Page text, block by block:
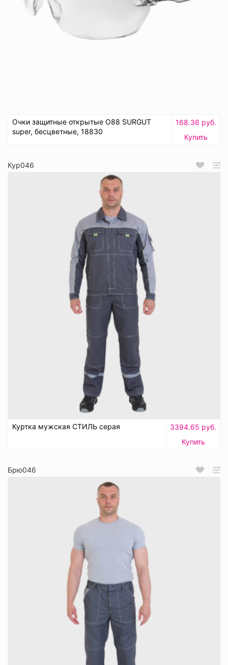
Очки защитные открытые О88 SURGUT
super, бесцветные, 18830
168.36 руб.
Купить
Кур046
Куртка мужская СТИЛЬ серая
3394.65 руб.
Купить
Брю046